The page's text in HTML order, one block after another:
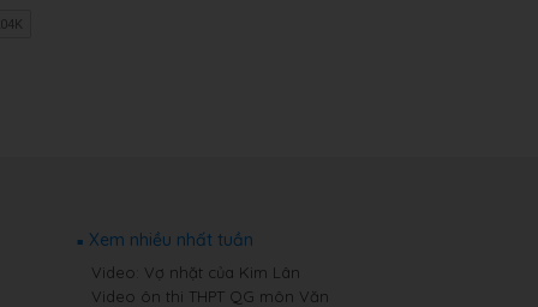
Xem nhiều nhất tuần
Video: Vợ nhặt của Kim Lân
Video ôn thi THPT QG môn Văn